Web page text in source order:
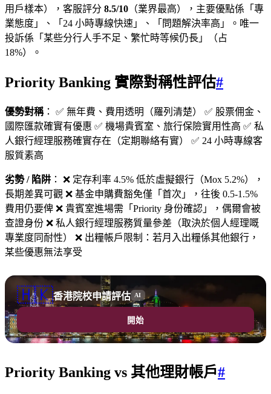
用戶樣本），客服評分 8.5/10 （業界最高），主要優點係「專
業態度」、「24 小時專線快速」、「問題解決率高」。唯一
投訴係「某些分行人手不足、繁忙時等候仍長」（占
18%）。
Priority Banking 實際對稱性評估#
優勢對稱： ✅ 無年費、費用透明（羅列清楚） ✅ 股票佣金、
國際匯款確實有優惠 ✅ 機場貴賓室、旅行保險實用性高 ✅ 私
人銀行經理服務確實存在（定期聯絡有實） ✅ 24 小時專線客
服質素高
劣勢 / 陷阱 ： ❌ 定存利率 4.5% 低於虛擬銀行（Mox 5.2%），
長期差異可觀 ❌ 基金申購費豁免僅「首次」，往後 0.5-1.5%
費用仍要俾 ❌ 貴賓室進場需「Priority 身份確認」，偶爾會被
查證身份 ❌ 私人銀行經理服務質量參差（取決於個人經理嘅
專業度同耐性） ❌ 出糧帳戶限制：若月入出糧係其他銀行，
某些優惠無法享受
🇭🇰香港院校申請評估 AI
開始
Priority Banking vs 其他理財帳戶#